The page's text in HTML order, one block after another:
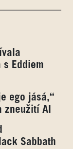
s Eddiem
ego jásá,“
zneužití AI
Sabbath